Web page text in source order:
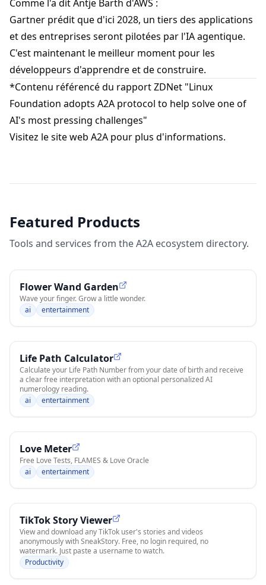
Comme l'a dit Antje Barth d'AWS :
Gartner prédit que d'ici 2028, un tiers des applications
et des entreprises seront pilotées par l'IA agentique.
C'est maintenant le meilleur moment pour les
développeurs d'apprendre et de construire.
*Contenu référencé du rapport ZDNet "Linux
Foundation adopts A2A protocol to help solve one of
AI's most pressing challenges"
Visitez lesite web A2A pour plus d'informations.
Featured Products
Tools and services from the A2A ecosystem directory.
Flower Wand Garden
Wave your finger. Grow a little wonder.
ai
entertainment
Life Path Calculator
Calculate your Life Path Number from your date of birth and receive
a clear free interpretation with an optional personalized AI
numerology reading.
ai
entertainment
Love Meter
Free Love Tests, FLAMES & Love Oracle
ai
entertainment
TikTok Story Viewer
View and download any TikTok user's stories and videos
anonymously with SneakStory. Free, no login required, no
watermark. Just paste a username to watch.
Productivity